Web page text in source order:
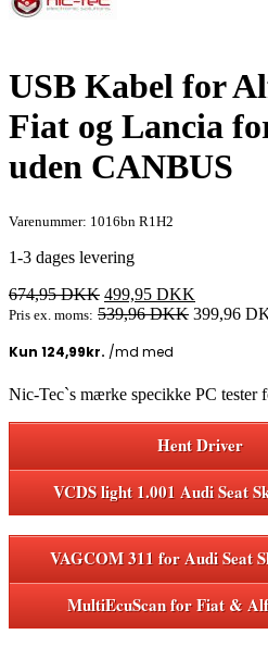
USB Kabel for
Fiat og Lancia
uden CANBUS
Varenummer: 1016bn R1H2
1-3 dages levering
674,95DKK Den
oprindelige
var:
499,95 DKK
aktuelle
Pris ex. moms: 539,96DKK 399,96
Nic-Tec`s mærke specikke PC tester
Hent Driver
VCDS light 1.001 Audi Seat
VAGCOM 311 for Audi Seat
MultiEcuScan for Fiat &